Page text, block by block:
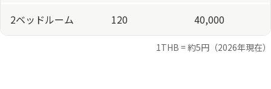
2ベッドルーム 120 40,000
1THB = 約5円（2026年現在）